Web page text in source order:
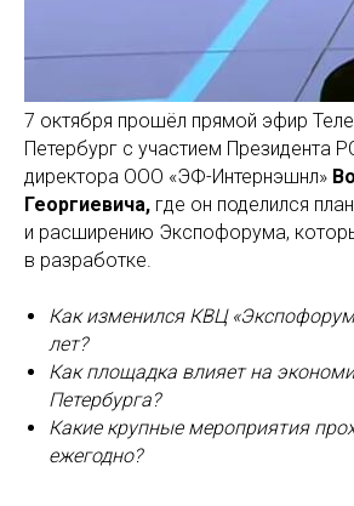
7 октября прошёл прямой эфир
Петербург с участием Президента
директора ООО «ЭФ-Интернэшнл»
Георгиевича, где он поделился
и расширению Экспофорума,
в разработке.
Как изменился КВЦ
лет?
Как площадка влияет на
Петербурга?
Какие крупные мероприятия
ежегодно?